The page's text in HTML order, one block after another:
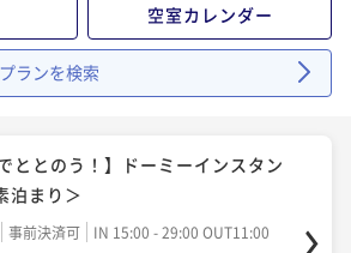
限定】★WECO連泊プラン♪≪素
ポイント即利用で 最大5％OFF
1名 ¥ 21,090 ~
空室カレンダー
ランを検索
ととのう！】ドーミーインスタン
泊まり＞
事前決済可
IN 15:00 - 29:00 OUT11:00